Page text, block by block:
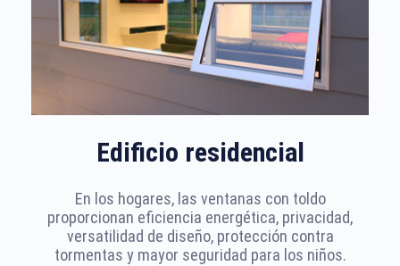
Edificio residencial
En los hogares, las ventanas con toldo
proporcionan eficiencia energética, privacidad,
versatilidad de diseño, protección contra
tormentas y mayor seguridad para los niños.